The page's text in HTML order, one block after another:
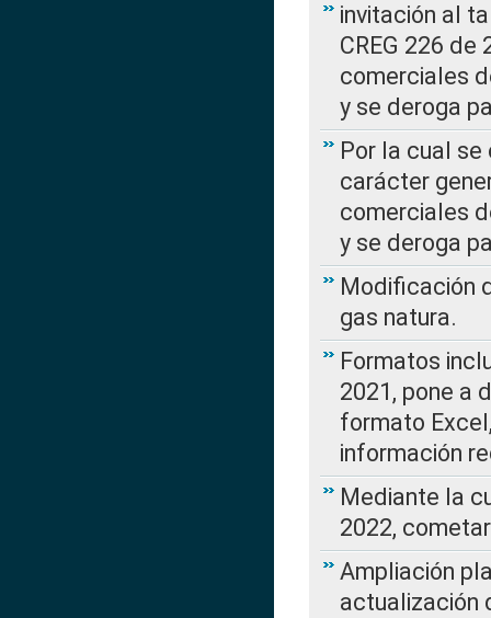
invitación al
CREG 226
comerciales
y se deroga
Por la cual
carácter
comerciales
y se deroga
Modificación
gas natura.
Formatos
2021, pone a
formato
información
Mediante la
2022,
Ampliación
actualización